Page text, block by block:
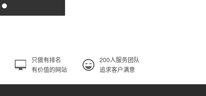
只做有排名
有价值的网站
200人服务团队
追求客户满意